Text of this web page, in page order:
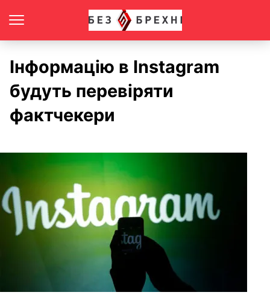
Інформацію в Instagram
будуть перевіряти
фактчекери